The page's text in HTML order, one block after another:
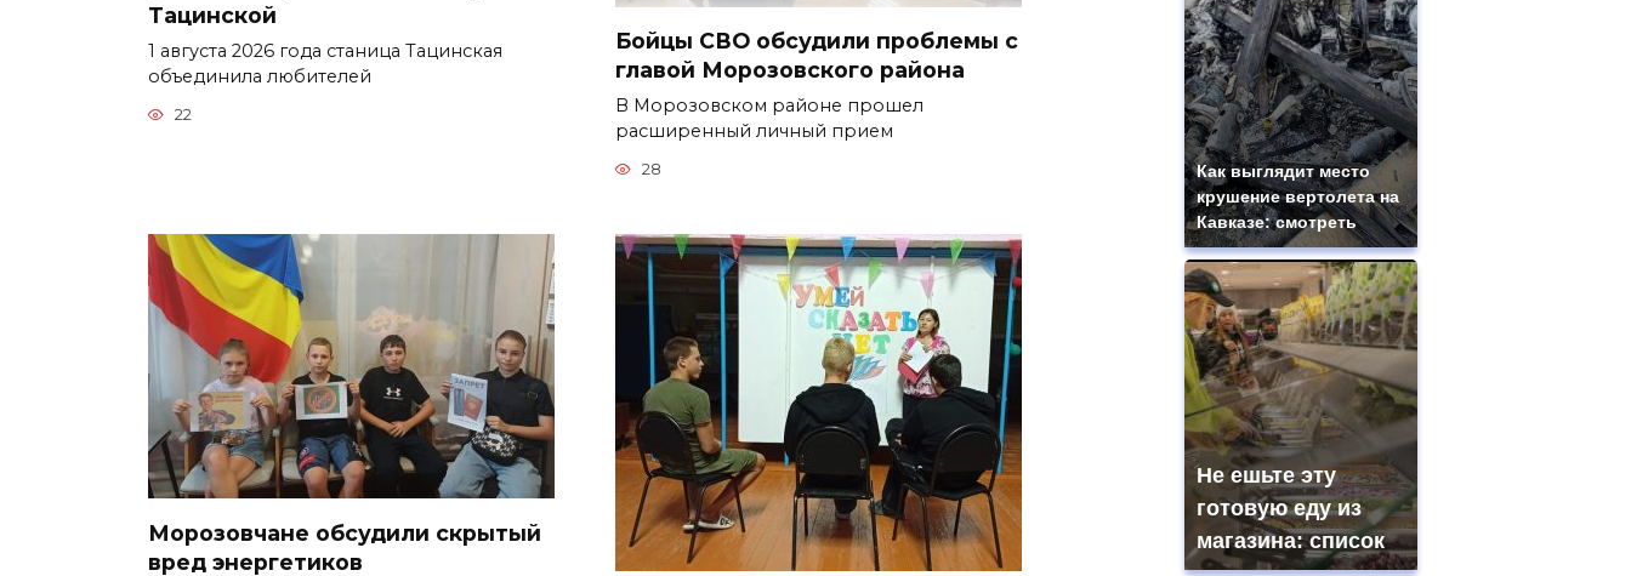
Тацинской
1 августа 2026 года станица Тацинская
объединила любителей
22
Бойцы СВО обсудили проблемы с
главой Морозовского района
В Морозовском районе прошел
расширенный личный прием
28
Морозовчане обсудили скрытый
вред энергетиков
Как выглядит место
крушение вертолета на
Кавказе: смотреть
Не ешьте эту
готовую еду из
магазина: список